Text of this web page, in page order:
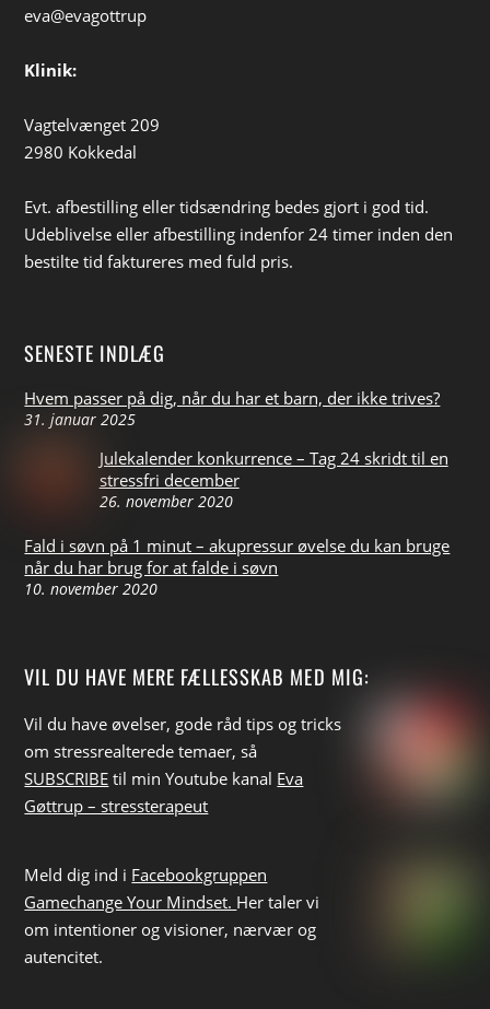
eva@evagottrup
Klinik:
Vagtelvænget 209
2980 Kokkedal
Evt. afbestilling eller tidsændring bedes gjort i god tid.
Udeblivelse eller afbestilling indenfor 24 timer inden den
bestilte tid faktureres med fuld pris.
SENESTE INDLÆG
Hvem passer på dig, når du har et barn, der ikke trives?
31. januar 2025
Julekalender konkurrence – Tag 24 skridt til en
stressfri december
26. november 2020
Fald i søvn på 1 minut – akupressur øvelse du kan bruge
når du har brug for at falde i søvn
10. november 2020
VIL DU HAVE MERE FÆLLESSKAB MED MIG:
Vil du have øvelser, gode råd tips og tricks
om stressrealterede temaer, så
SUBSCRIBE til min Youtube kanal Eva
Gøttrup – stressterapeut
Meld dig ind i Facebookgruppen
Gamechange Your Mindset. Her taler vi
om intentioner og visioner, nærvær og
autencitet.